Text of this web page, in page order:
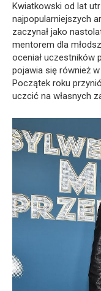
Kwiatkowski od lat
najpopularniejszych
zaczynał jako
mentorem dla
oceniał uczestników
pojawia się również
Początek roku
uczcić na własnych